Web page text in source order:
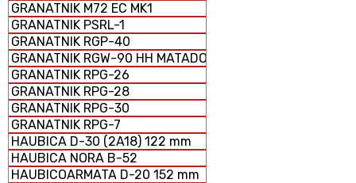
GRANATNIK M72 EC MK1
GRANATNIK PSRL-1
GRANATNIK RGP-40
GRANATNIK RGW-90 HH MATADOR
GRANATNIK RPG-26
GRANATNIK RPG-28
GRANATNIK RPG-30
GRANATNIK RPG-7
HAUBICA D-30 (2A18) 122 mm
HAUBICA NORA B-52
HAUBICOARMATA D-20 152 mm